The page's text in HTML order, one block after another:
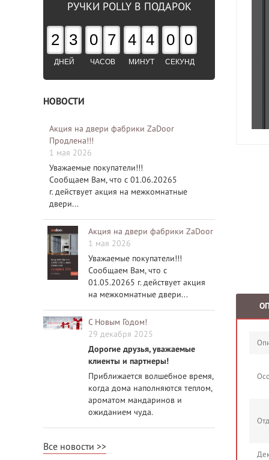
РУЧКИ POLLY В ПОДАРОК
2 3
ДНЕЙ
0 7
ЧАСОВ
4 3
МИНУТ
5 9
СЕКУНД
НОВОСТИ
Акция на двери фабрики ZaDoor
Продлена!!!
1 мая 2026
Уважаемые покупатели!!!
Сообщаем Вам, что с 01.06.20265
г. действует акция на межкомнатные
двери...
Акция на двери фабрики ZaDoor
1 мая 2026
Уважаемые покупатели!!!
Сообщаем Вам, что с
01.05.20265 г. действует акция
на межкомнатные двери...
С Новым Годом!
29 декабря 2025
Дорогие друзья, уважаемые
клиенты и партнеры!
Приближается волшебное время,
когда дома наполняются теплом,
ароматом мандаринов и
ожиданием чуда.
Все новости